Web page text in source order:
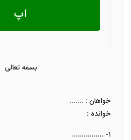
اپ
بسمه تعالی
خواهان : .......
خوانده :
۱- ................